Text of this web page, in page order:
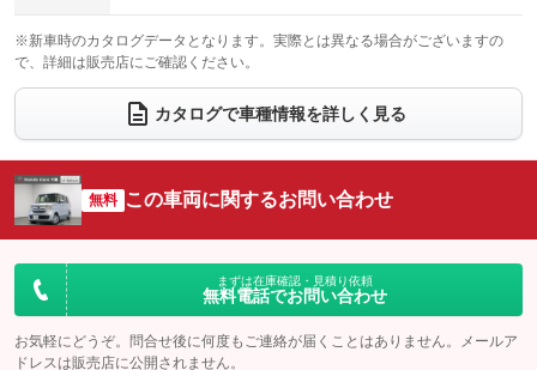
：装備なし ：装備なし
ウォークスルー
：装備なし
電動リアゲート フロントカメラ
：装備なし
：装備なし ：装備なし
サイドカメラ
：装備なし ルーフレール
：装備なし
：装備なし
：装備なし
※新車時のカタログデータとなります。実際とは異なる場合がございますの
で、詳細は販売店にご確認ください。
カタログで車種情報を詳しく見る
無料 この車両に関するお問い合わせ
まずは在庫確認・見積り依頼
無料電話でお問い合わせ
お気軽にどうぞ。問合せ後に何度もご連絡が届くことはありません。メールア
ドレスは販売店に公開されません。